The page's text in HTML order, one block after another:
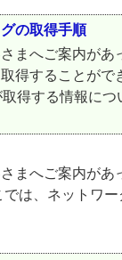
の取得手順
まへご案内が
得することが
得する情報に
まへご案内が
は、ネットワ